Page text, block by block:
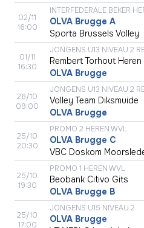
02/11
16:00
INTERFEDERALE BEKER
OLVA Brugge A
Sporta Brussels Volley
01/11
16:30
JONGENS U13 NIVEAU 2
Rembert Torhout Heren
OLVA Brugge
26/10
09:00
JONGENS U13 NIVEAU 2
Volley Team Diksmuide
OLVA Brugge
25/10
20:30
PROMO 2 HEREN WVL
OLVA Brugge C
VBC Doskom
25/10
19:30
PROMO 1 HEREN WVL
Beobank Citivo Gits
OLVA Brugge B
25/10
17:00
JONGENS U15 NIVEAU 2
OLVA Brugge